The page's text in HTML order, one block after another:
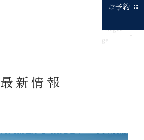
Langua
ge
ご予約
最新情報